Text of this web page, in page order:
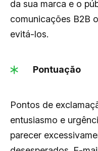
da sua marca e o
comunicações B2B
evitá-los.
Pontuação
Pontos de
entusiasmo e
parecer